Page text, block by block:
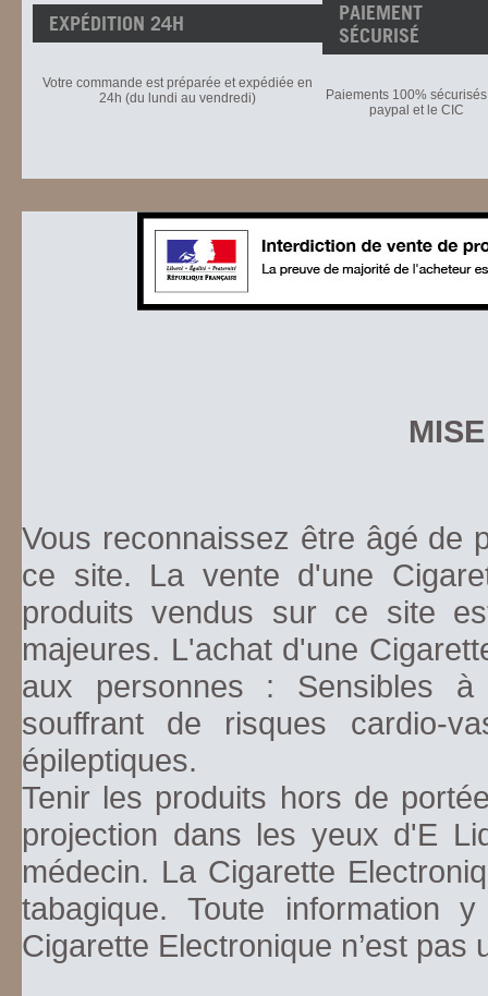
EXPÉDITION 24H
Votre commande est préparée et expédiée en
24h (du lundi au vendredi)
PAIEMENT
SÉCURISÉ
Paiements 100%
paypal et le CIC
Vous reconnaissez être âgé de
ce site. La vente d'une
produits vendus sur ce site
majeures. L'achat d'une
aux personnes : Sensibles
souffrant de risques cardio-
épileptiques.
Tenir les produits hors de
projection dans les yeux d'E
médecin. La Cigarette
tabagique. Toute information
Cigarette Electronique n’est pas